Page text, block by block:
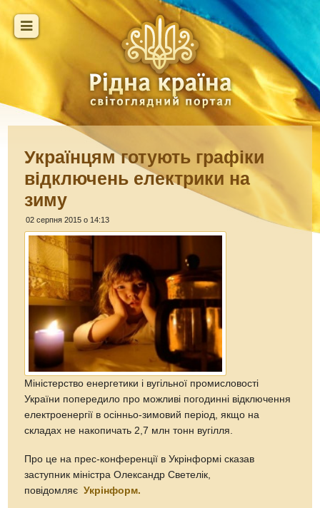
Українцям готують графіки
відключень електрики на
зиму
02 серпня 2015 о 14:13
Міністерство енергетики і вугільної промисловості
України попередило про можливі погодинні відключення
електроенергії в осінньо-зимовий період, якщо на
складах не накопичать 2,7 млн тонн вугілля.
Про це на прес-конференції в Укрінформі сказав
заступник міністра Олександр Светелік,
повідомляєУкрінформ.